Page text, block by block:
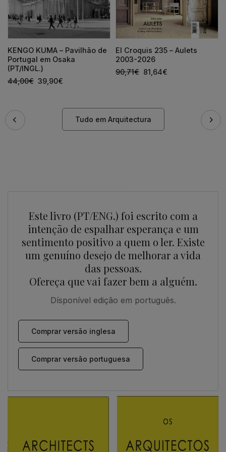
KENGO KUMA – Pavilhão de
Portugal em Osaka
(PT/INGL.)
44,00€ 39,90€
El Croquis 235 – Aulets
2003-2026
90,71€ 81,64€
Tudo em Arquitectura
Este livro (PT/ENG.) foi escrito com a
intenção de espalhar esperança e um
sentimento positivo a quem o ler. Existe
um genuíno desejo de melhorar a vida
das pessoas.
Ofereça que vai fazer bem a alguém.
Dísponível edição em português.
Comprar versão inglesa
Comprar versão portuguesa